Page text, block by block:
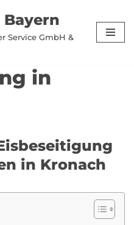
Service GmbH &
in
in Kronach